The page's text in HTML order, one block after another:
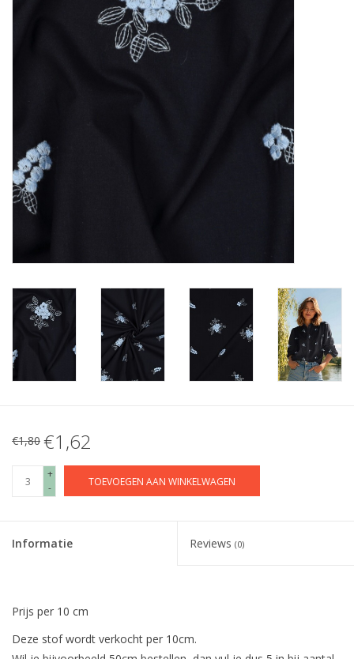
Studio Olive inspireert....
€1,80 €1,62
+
-
TOEVOEGEN AAN WINKELWAGEN
Informatie Reviews (0)
Prijs per 10 cm
Deze stof wordt verkocht per 10cm.